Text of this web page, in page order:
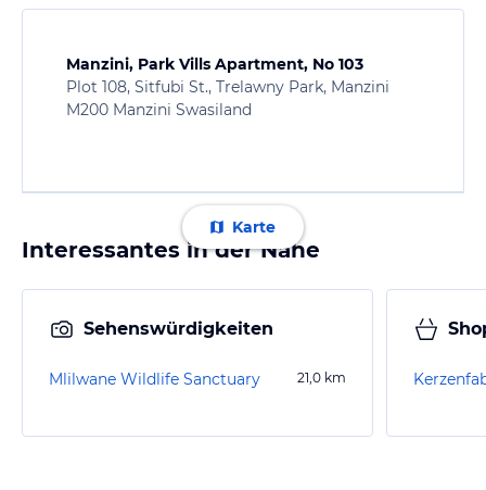
Manzini, Park Vills Apartment, No 103
Plot 108, Sitfubi St., Trelawny Park, Manzini
M200 Manzini Swasiland
Karte
Interessantes in der Nähe
Sehenswürdigkeiten
Mlilwane Wildlife Sanctuary 21,0 km